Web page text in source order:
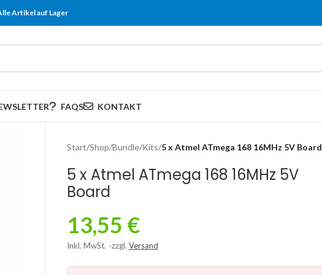
Artikel auf Lager
FAQS KONTAKT
Start/Shop/Bundle/Kits/5 x Atmel ATmega 168 16MHz 5V Board
5 x Atmel ATmega 168 16MHz 5V
Board
13,55 €
Inkl. MwSt. zzgl. Versand